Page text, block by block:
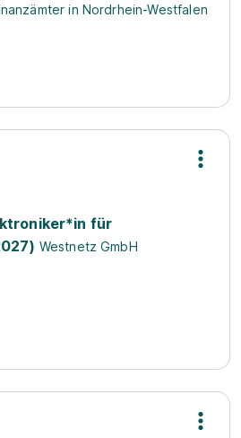
in Nordrhein-Westfalen
für
Westnetz GmbH